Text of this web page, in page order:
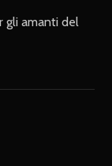
gli amanti del